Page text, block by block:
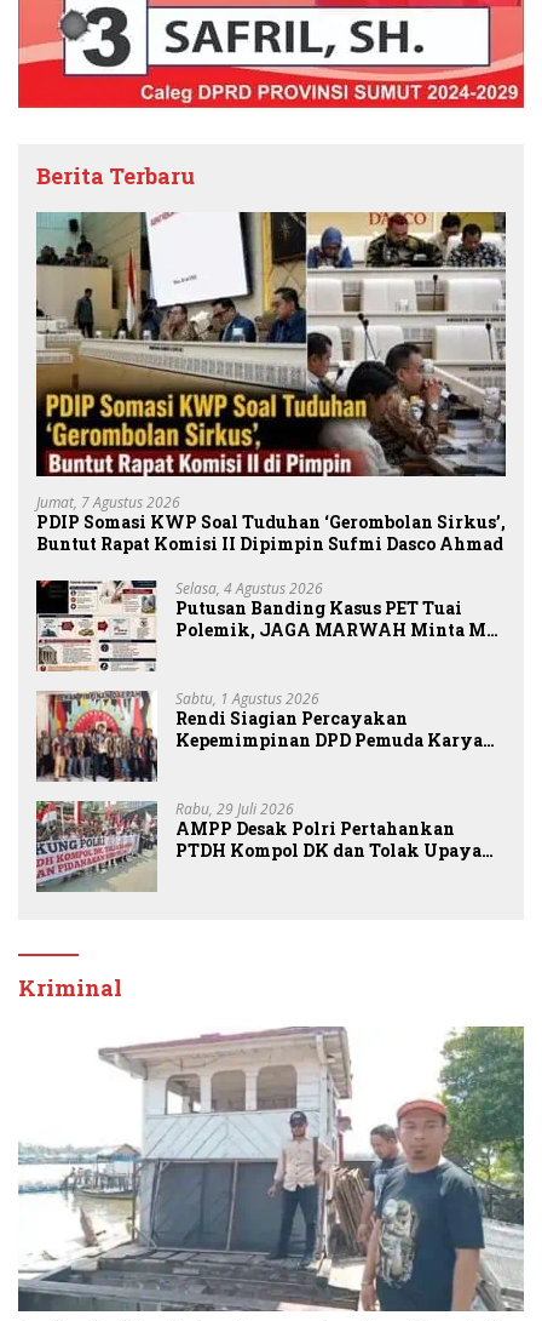
Berita Terbaru
Jumat, 7 Agustus 2026
PDIP Somasi KWP Soal Tuduhan ‘Gerombolan Sirkus’,
Buntut Rapat Komisi II Dipimpin Sufmi Dasco Ahmad
Selasa, 4 Agustus 2026
Putusan Banding Kasus PET Tuai
Polemik, JAGA MARWAH Minta MA
Sabtu, 1 Agustus 2026
Rendi Siagian Percayakan
Kepemimpinan DPD Pemuda Karya
Rabu, 29 Juli 2026
AMPP Desak Polri Pertahankan
PTDH Kompol DK dan Tolak Upaya
Kriminal